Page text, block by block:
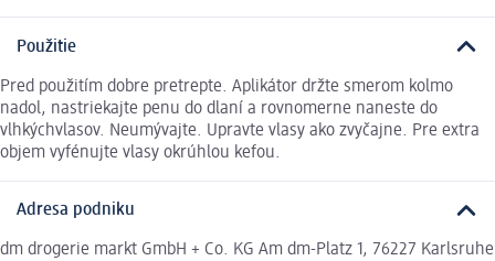
Použitie
Pred použitím dobre pretrepte. Aplikátor držte smerom kolmo
nadol, nastriekajte penu do dlaní a rovnomerne naneste do
vlhkýchvlasov. Neumývajte. Upravte vlasy ako zvyčajne. Pre extra
objem vyfénujte vlasy okrúhlou kefou.
Adresa podniku
dm drogerie markt GmbH + Co. KG Am dm-Platz 1, 76227 Karlsruhe